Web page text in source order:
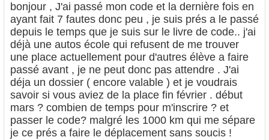
bonjour , J'ai passé mon code et la dernière fois en
ayant fait 7 fautes donc peu , je suis prés a le passé
depuis le temps que je suis sur le livre de code.. j'ai
déjà une autos école qui refusent de me trouver
une place actuellement pour d'autres élève a faire
passé avant , je ne peut donc pas attendre . J'ai
déja un dossier ( encore valable ) et je voudrais
savoir si vous aviez de la place fin février . début
mars ? combien de temps pour m'inscrire ? et
passer le code? malgré les 1000 km qui me sépare
je ce prés a faire le déplacement sans soucis !